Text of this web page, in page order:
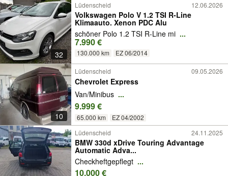
32
Lüdenscheid 12.06.2026
Volkswagen Polo V 1.2 TSI R-Line
Klimaauto. Xenon PDC Alu
schöner Polo 1.2 TSI R-Line mi ...
7.990 €
130.000 km EZ 06/2014
10
Lüdenscheid 09.05.2026
Chevrolet Express
Van/Minibus ...
9.999 €
65.000 km EZ 04/2002
Lüdenscheid 24.11.2025
BMW 330d xDrive Touring Advantage
Automatic Adva...
Checkheftgepflegt ...
10.000 €